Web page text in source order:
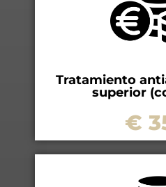
Tratamiento
superior
€